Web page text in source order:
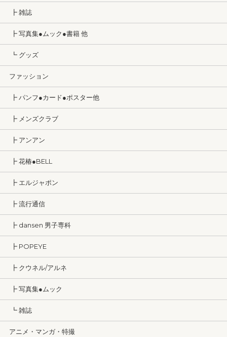
┣ 雑誌
┣ 写真集●ムック●書籍 他
┗ グッズ
ファッション
┣ パンフ●カード●ポスター他
┣ メンズクラブ
┣ アンアン
┣ 花椿●BELL
┣ エルジャポン
┣ 流行通信
┣ dansen 男子専科
┣ POPEYE
┣ クウネル/アルネ
┣ 写真集●ムック
┗ 雑誌
アニメ・マンガ・特撮